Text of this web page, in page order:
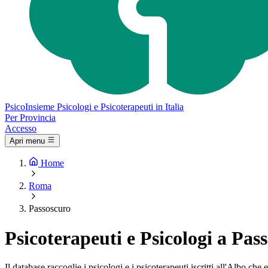
PsicoInsieme Psicologi e Psicoterapeuti in Italia
Per Provincia
Accesso
Apri menu
Home
Roma
Passoscuro
Psicoterapeuti e Psicologi a